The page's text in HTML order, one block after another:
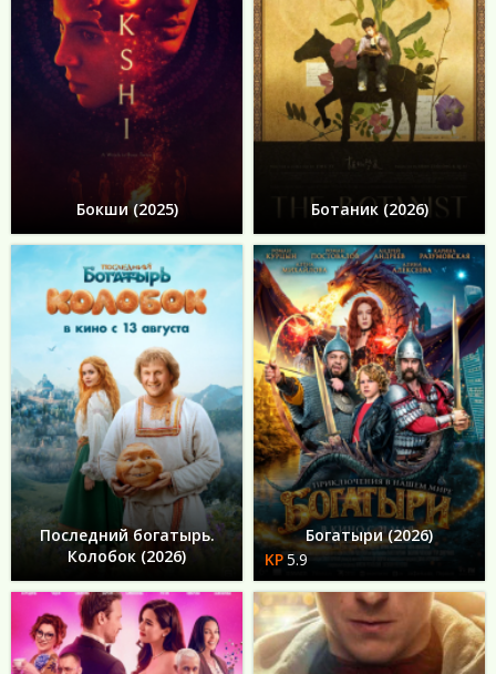
Бокши (2025) Ботаник (2026)
Последний богатырь.
Колобок (2026)
Богатыри (2026)
5.9